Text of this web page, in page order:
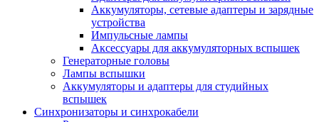
Аккумуляторы, сетевые адаптеры и зарядные
устройства
Импульсные лампы
Аксессуары для аккумуляторных вспышек
Генераторные головы
Лампы вспышки
Аккумуляторы и адаптеры для студийных
вспышек
Синхронизаторы и синхрокабели